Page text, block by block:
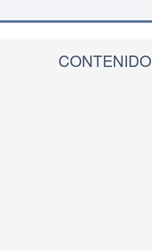
CONTENIDO